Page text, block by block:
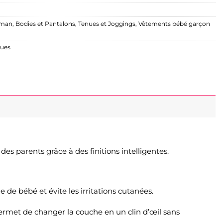
, Bodies et Pantalons, Tenues et Joggings, Vêtements bébé garçon
parents grâce à des finitions intelligentes.
de bébé et évite les irritations cutanées.
de changer la couche en un clin d’œil sans